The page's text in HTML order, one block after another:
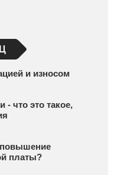
и износом
- что это такое,
повышение
платы?